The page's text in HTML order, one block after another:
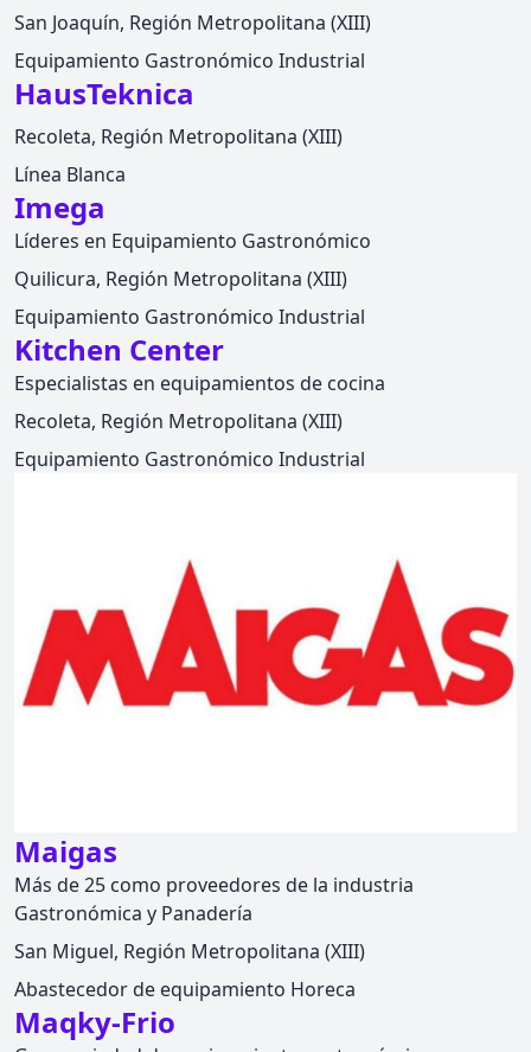
San Joaquín, Región Metropolitana (XIII)
Equipamiento Gastronómico Industrial
HausTeknica
Recoleta, Región Metropolitana (XIII)
Línea Blanca
Imega
Líderes en Equipamiento Gastronómico
Quilicura, Región Metropolitana (XIII)
Equipamiento Gastronómico Industrial
Kitchen Center
Especialistas en equipamientos de cocina
Recoleta, Región Metropolitana (XIII)
Equipamiento Gastronómico Industrial
Maigas
Más de 25 como proveedores de la industria
Gastronómica y Panadería
San Miguel, Región Metropolitana (XIII)
Abastecedor de equipamiento Horeca
Maqky-Frio